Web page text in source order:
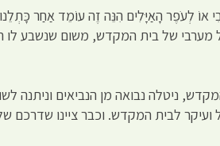
לְעֹפֶר הָאַיָּלִים הִנֵּה זֶה עוֹמֵד אַחַר
אחר כותל מערבי של בית המקדש, משום
ניטלה נבואה מן הנביאים וניתנה
לבית המקדש. וכבר ציינו שדרכם